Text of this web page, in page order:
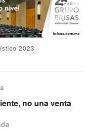
2023
no una venta